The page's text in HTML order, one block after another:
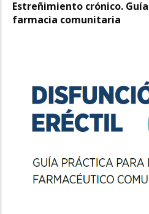
Estreñimiento crónico.
farmacia comunitaria